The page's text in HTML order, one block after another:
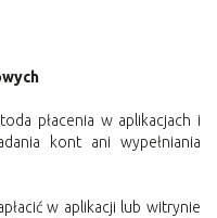
płacenia w aplikacjach i
kont ani wypełniania
w aplikacji lub witrynie